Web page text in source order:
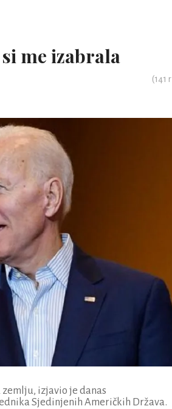
me izabrala
(141
izjavio je danas
Sjedinjenih Američkih Država.